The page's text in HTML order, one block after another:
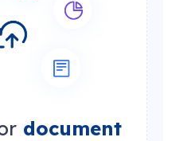
document